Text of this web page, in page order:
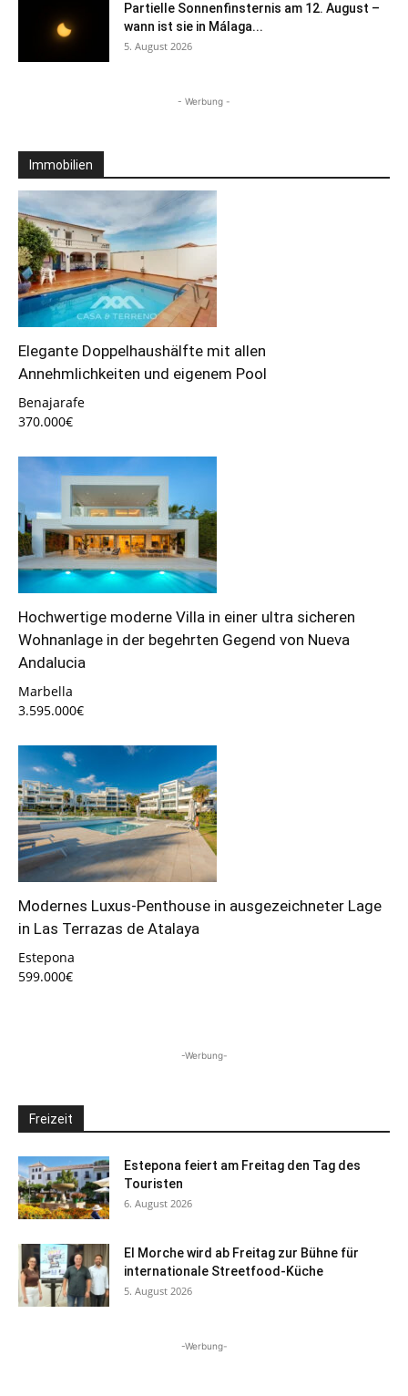
Partielle Sonnenfinsternis am 12. August –
wann ist sie in Málaga...
5. August 2026
- Werbung -
Immobilien
Elegante Doppelhaushälfte mit allen
Annehmlichkeiten und eigenem Pool
Benajarafe
370.000€
Hochwertige moderne Villa in einer ultra sicheren
Wohnanlage in der begehrten Gegend von Nueva
Andalucia
Marbella
3.595.000€
Modernes Luxus-Penthouse in ausgezeichneter Lage
in Las Terrazas de Atalaya
Estepona
599.000€
-Werbung-
Freizeit
Estepona feiert am Freitag den Tag des
Touristen
6. August 2026
El Morche wird ab Freitag zur Bühne für
internationale Streetfood-Küche
5. August 2026
-Werbung-